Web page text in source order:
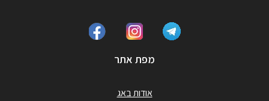
מפת אתר
אודות באג